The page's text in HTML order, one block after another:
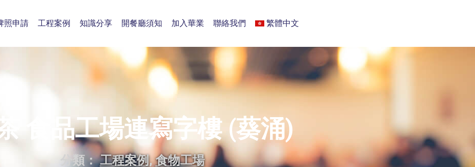
照申請 工程案例 知識分享 開餐廳須知 加入華業 聯絡我們 繁體中文
食品工場連寫字樓 (葵涌)
分類： 工程案例,食物工場